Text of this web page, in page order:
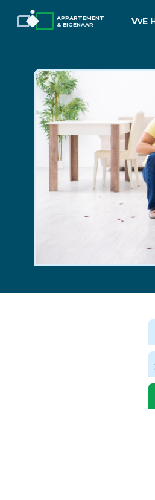
APPARTEMENT
& EIGENAAR
VvE